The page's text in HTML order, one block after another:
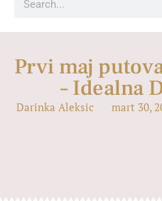
Prvi maj
– Idealna
Darinka Aleksic mart 30,